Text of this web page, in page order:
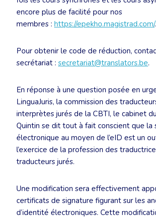
encore plus de facilité pour nos
membres : https://epekho.magistrad.com/.
Pour obtenir le code de réduction,
secrétariat : secretariat@translators.be.
En réponse à une question posée en
LinguaJuris, la commission des
interprètes jurés de la CBTI, le cabinet
Quintin se dit tout à fait conscient que la
électronique au moyen de l’eID est un
l’exercice de la profession des
traducteurs jurés.
Une modification sera effectivement
certificats de signature figurant sur les
d’identité électroniques. Cette